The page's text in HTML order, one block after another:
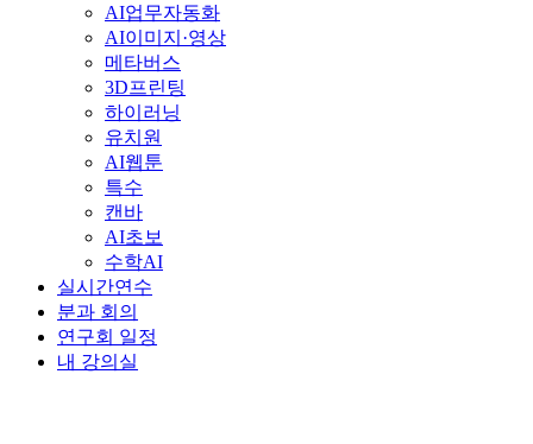
AI업무자동화
AI이미지·영상
메타버스
3D프린팅
하이러닝
유치원
AI웹툰
특수
캔바
AI초보
수학AI
실시간연수
분과 회의
연구회 일정
내 강의실